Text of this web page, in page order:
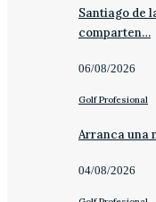
Santiago de
comparten…
06/08/2026
Golf Profesional
Arranca una
04/08/2026